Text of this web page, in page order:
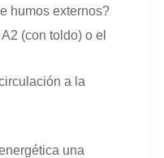
humos externos?
(con toldo) o el
a la
una